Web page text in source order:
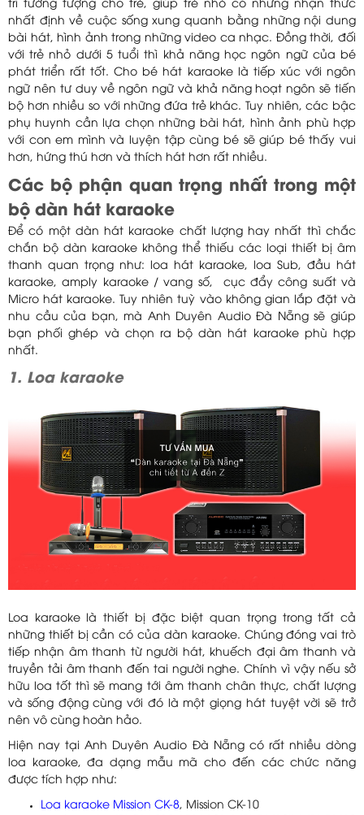
trí tưởng tượng cho trẻ, giúp trẻ nhỏ có những nhận thức
nhất định về cuộc sống xung quanh bằng những nội dung
bài hát, hình ảnh trong những video ca nhạc. Đồng thời, đối
với trẻ nhỏ dưới 5 tuổi thì khả năng học ngôn ngữ của bé
phát triển rất tốt. Cho bé hát karaoke là tiếp xúc với ngôn
ngữ nên tư duy về ngôn ngữ và khả năng hoạt ngôn sẽ tiến
bộ hơn nhiều so với những đứa trẻ khác. Tuy nhiên, các bậc
phụ huynh cần lựa chọn những bài hát, hình ảnh phù hợp
với con em mình và luyện tập cùng bé sẽ giúp bé thấy vui
hơn, hứng thú hơn và thích hát hơn rất nhiều.
Các bộ phận quan trọng nhất trong một
bộ dàn hát karaoke
Để có một dàn hát karaoke chất lượng hay nhất thì chắc
chắn bộ dàn karaoke không thể thiếu các loại thiết bị âm
thanh quan trọng như: loa hát karaoke, loa Sub, đầu hát
karaoke, amply karaoke / vang số, cục đẩy công suất và
Micro hát karaoke. Tuy nhiên tuỳ vào không gian lắp đặt và
nhu cầu của bạn, mà Anh Duyên Audio Đà Nẵng sẽ giúp
bạn phối ghép và chọn ra bộ dàn hát karaoke phù hợp
nhất.
1. Loa karaoke
Loa karaoke là thiết bị đặc biệt quan trọng trong tất cả
những thiết bị cần có của dàn karaoke. Chúng đóng vai trò
tiếp nhận âm thanh từ người hát, khuếch đại âm thanh và
truyền tải âm thanh đến tai người nghe. Chính vì vậy nếu sở
hữu loa tốt thì sẽ mang tới âm thanh chân thực, chất lượng
và sống động cùng với đó là một giọng hát tuyệt vời sẽ trở
nên vô cùng hoàn hảo.
Hiện nay tại Anh Duyên Audio Đà Nẵng có rất nhiều dòng
loa karaoke, đa dạng mẫu mã cho đến các chức năng
được tích hợp như:
Loa karaoke Mission CK-8, Mission CK-10